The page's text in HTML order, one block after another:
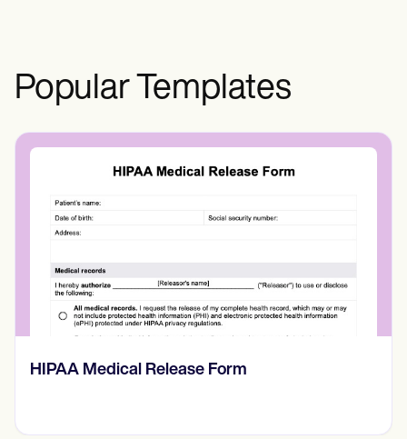
Popular Templates
머리부터 발끝까지 평가